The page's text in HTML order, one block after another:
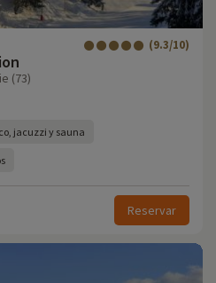
(9.3/10)
(73)
jacuzzi y sauna
Reservar